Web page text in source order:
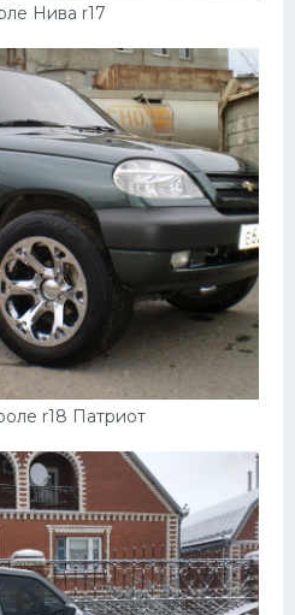
Нива r17
r18 Патриот